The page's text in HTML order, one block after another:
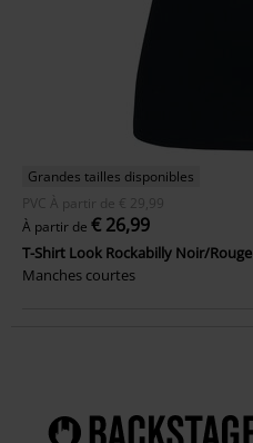
Grandes tailles disponibles
PVC
À partir de € 29,99
À partir de € 26,99
T-Shirt Look Rockabilly Noir/Rouge
Manches courtes